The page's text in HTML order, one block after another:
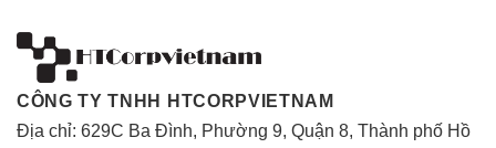
CÔNG TY TNHH HTCORPVIETNAM
Địa chỉ: 629C Ba Đình, Phường 9, Quận 8, Thành phố Hồ